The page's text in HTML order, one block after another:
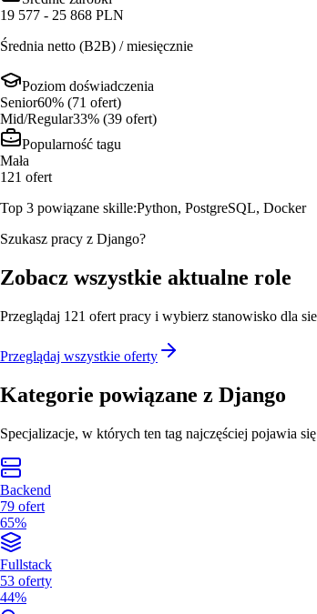
19 577 - 25 868 PLN
Średnia netto (B2B) / miesięcznie
Poziom doświadczenia
Senior60% (71 ofert)
Mid/Regular33% (39 ofert)
Popularność tagu
Mała
121 ofert
Top 3 powiązane skille:Python, PostgreSQL, Docker
Szukasz pracy z Django?
Zobacz wszystkie aktualne role
Przeglądaj 121 ofert pracy i wybierz stanowisko dla
Przeglądaj wszystkie oferty
Kategorie powiązane z Django
Specjalizacje, w których ten tag najczęściej pojawia
Backend
79 ofert
65%
Fullstack
53 oferty
44%